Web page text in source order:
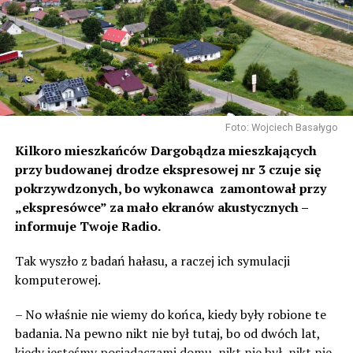
Foto: Wojciech Basałygo
Kilkoro mieszkańców Dargobądza mieszkających
przy budowanej drodze ekspresowej nr 3 czuje się
pokrzywdzonych, bo wykonawca zamontował przy
„ekspresówce” za mało ekranów akustycznych –
informuje Twoje Radio.
Tak wyszło z badań hałasu, a raczej ich symulacji
komputerowej.
– No właśnie nie wiemy do końca, kiedy były robione te
badania. Na pewno nikt nie był tutaj, bo od dwóch lat,